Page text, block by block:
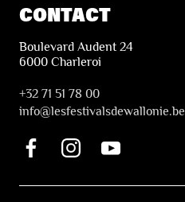
CONTACT
Boulevard Audent 24
6000 Charleroi
+32 71 51 78 00
info@lesfestivalsdewallonie.be